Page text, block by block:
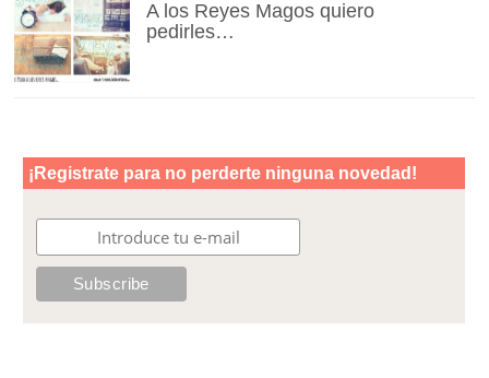
A los Reyes Magos quiero
pedirles…